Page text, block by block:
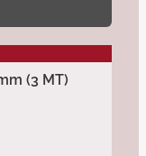
(3 MT)